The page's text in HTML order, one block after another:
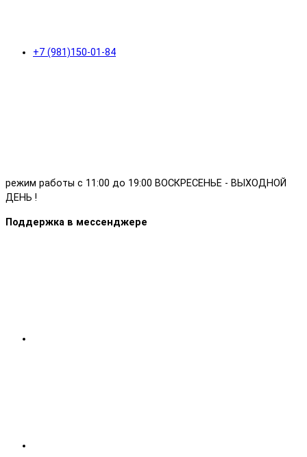
+7 (981)150-01-84
режим работы с 11:00 до 19:00 ВОСКРЕСЕНЬЕ - ВЫХОДНОЙ
ДЕНЬ !
Поддержка в мессенджере